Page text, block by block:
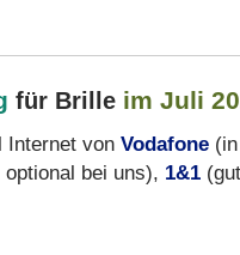
für Brille im Juli
Internet von Vodafone
optional bei uns), 1&1